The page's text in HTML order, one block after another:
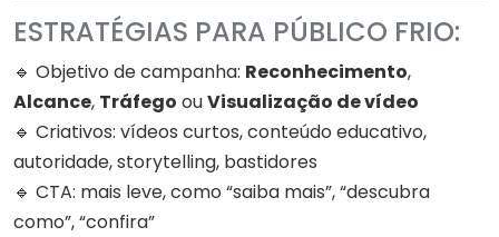
ESTRATÉGIAS PARA PÚBLICO FRIO:
🔹 Objetivo de campanha: Reconhecimento,
Alcance, Tráfego ouVisualização de vídeo
🔹 Criativos: vídeos curtos, conteúdo educativo,
autoridade, storytelling, bastidores
🔹 CTA: mais leve, como “saiba mais”, “descubra
como”, “confira”